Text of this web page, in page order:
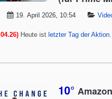
19. April 2026, 10:54
Heute ist letzter Tag der Aktion.
10°